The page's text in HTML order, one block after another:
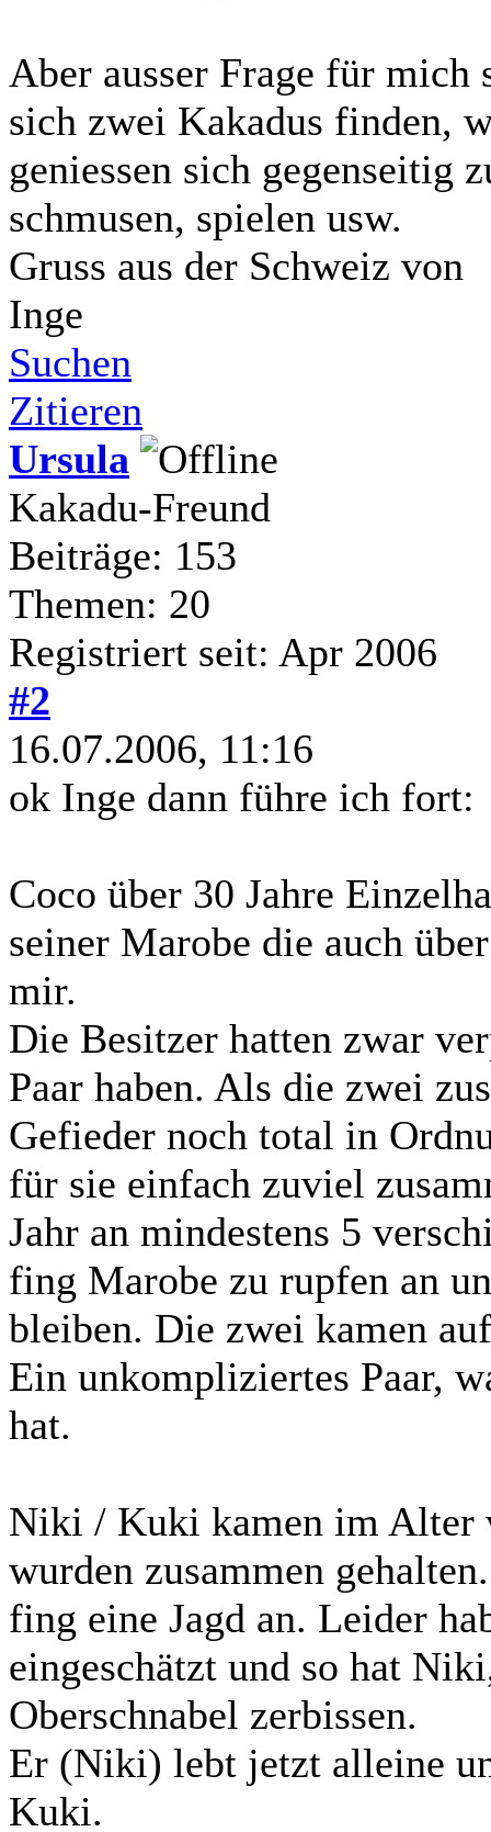
Aber ausser Frage für mich
sich zwei Kakadus finden,
geniessen sich gegenseitig
schmusen, spielen usw.
Gruss aus der Schweiz von
Inge
Suchen
Zitieren
Ursula
Kakadu-Freund
Beiträge: 153
Themen: 20
Registriert seit: Apr 2006
#2
16.07.2006, 11:16
ok Inge dann führe ich fort:
Coco über 30 Jahre
seiner Marobe die auch
mir.
Die Besitzer hatten zwar
Paar haben. Als die zwei
Gefieder noch total in
für sie einfach zuviel
Jahr an mindestens 5
fing Marobe zu rupfen an
bleiben. Die zwei kamen
Ein unkompliziertes Paar,
hat.
Niki / Kuki kamen im Alter
wurden zusammen
fing eine Jagd an. Leider
eingeschätzt und so hat
Oberschnabel zerbissen.
Er (Niki) lebt jetzt alleine
Kuki.